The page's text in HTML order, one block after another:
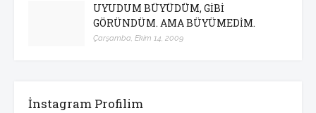
UYUDUM BÜYÜDÜM, GİBİ
GÖRÜNDÜM. AMA BÜYÜMEDİM.
Çarşamba, Ekim 14, 2009
İnstagram Profilim